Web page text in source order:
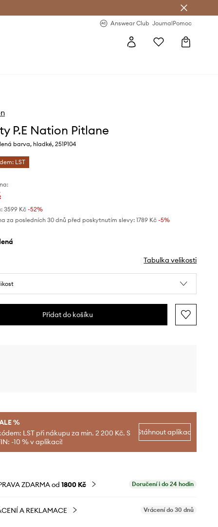
Answear Club JournalPomoc
P.E Nation Pitlane
barva, hladké, 251P104
LST
3599 Kč-52%
za posledních 30 dnů před poskytnutím slevy: 1789 Kč -5%
Tabulka velikosti
Přidat do košíku
%
LST při nákupu za min. 2 200 Kč. S
-10 % v aplikaci!
Stáhnout aplikaci
ZDARMA od 1800 Kč Doručení i do 24 hodin
A REKLAMACE Vrácení do 30 dnů